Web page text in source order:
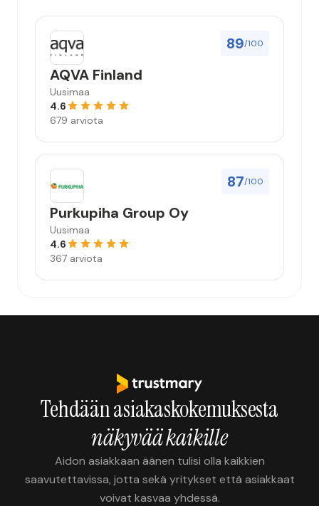
89/100
AQVA Finland
Uusimaa
4.6
679 arviota
87/100
Purkupiha Group Oy
Uusimaa
4.6
367 arviota
Tehdään asiakaskokemuksesta
näkyvää kaikille
Aidon asiakkaan äänen tulisi olla kaikkien
saavutettavissa, jotta sekä yritykset että asiakkaat
voivat kasvaa yhdessä.